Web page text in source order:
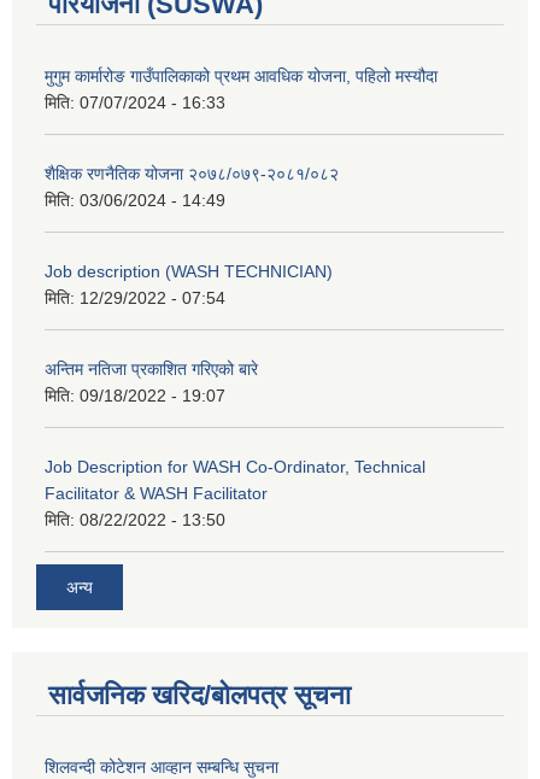
मुगुम कार्मारोङ गाउँपालिकाको प्रथम आवधिक योजना, पहिलो मस्यौदा
मिति: 07/07/2024 - 16:33
शैक्षिक रणनैतिक योजना २०७८/०७९-२०८१/०८२
मिति: 03/06/2024 - 14:49
Job description (WASH TECHNICIAN)
मिति: 12/29/2022 - 07:54
अन्तिम नतिजा प्रकाशित गरिएको बारे
मिति: 09/18/2022 - 19:07
Job Description for WASH Co-Ordinator, Technical
Facilitator & WASH Facilitator
मिति: 08/22/2022 - 13:50
अन्य
सार्वजनिक खरिद/बोलपत्र सूचना
शिलवन्दी कोटेशन आव्हान सम्बन्धि सुचना